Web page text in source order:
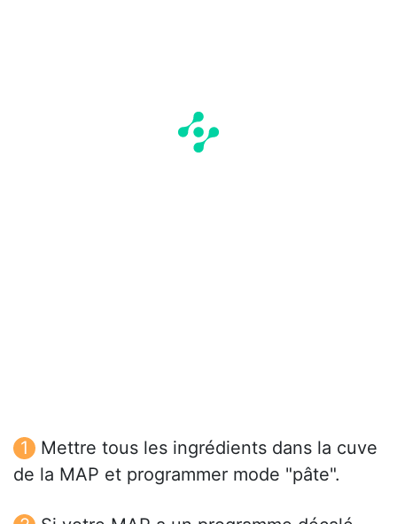
Mettre tous les ingrédients dans la cuve
de la MAP et programmer mode "pâte".